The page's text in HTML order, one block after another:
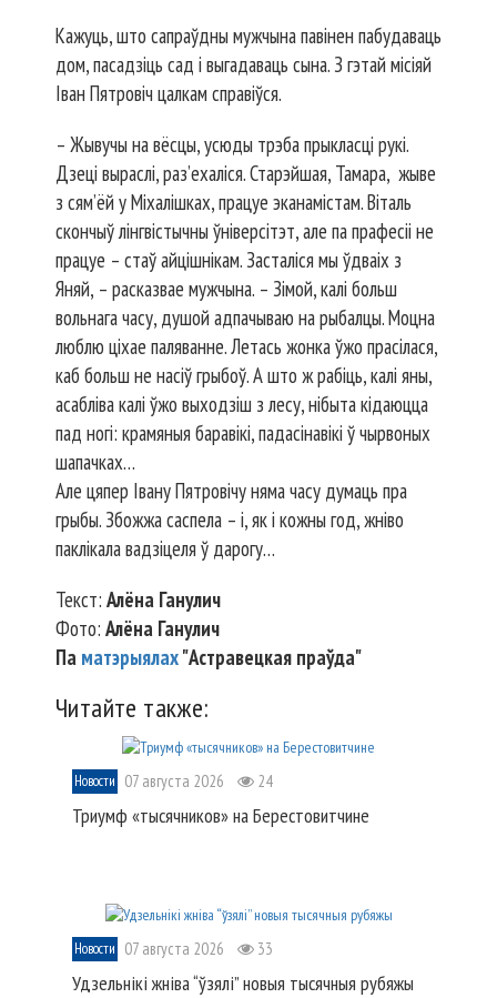
Кажуць, што сапраўдны мужчына павінен пабудаваць
дом, пасадзіць сад і выгадаваць сына. З гэтай місіяй
Іван Пятровіч цалкам справіўся.
– Жывучы на вёсцы, усюды трэба прыкласці рукі.
Дзеці выраслі, раз’ехаліся. Старэйшая, Тамара, жыве
з сям’ёй у Міхалішках, працуе эканамістам. Віталь
скончыў лінгвістычны ўніверсітэт, але па прафесіі не
працуе – стаў айцішнікам. Засталіся мы ўдваіх з
Яняй, – расказвае мужчына. – Зімой, калі больш
вольнага часу, душой адпачываю на рыбалцы. Моцна
люблю ціхае паляванне. Летась жонка ўжо прасілася,
каб больш не насіў грыбоў. А што ж рабіць, калі яны,
асабліва калі ўжо выходзіш з лесу, нібыта кідаюцца
пад ногі: крамяныя баравікі, падасінавікі ў чырвоных
шапачках…
Але цяпер Івану Пятровічу няма часу думаць пра
грыбы. Збожжа саспела – і, як і кожны год, жніво
паклікала вадзіцеля ў дарогу…
Текст: Алёна Ганулич
Фото: Алёна Ганулич
Па матэрыялах"Астравецкая праўда"
Читайте также:
Новости 07 августа 2026 24
Триумф «тысячников» на Берестовитчине
Новости 07 августа 2026 33
Удзельнікі жніва “ўзялі” новыя тысячныя рубяжы